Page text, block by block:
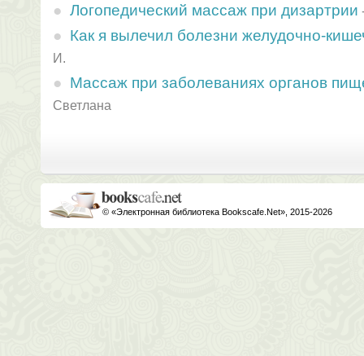
Логопедический массаж при дизартрии
Как я вылечил болезни желудочно-
И.
Массаж при заболеваниях органов
Светлана
© «Электронная библиотека Bookscafe.Net», 2015-2026